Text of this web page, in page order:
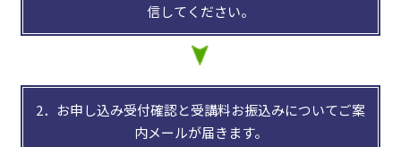
信してください。
2．お申し込み受付確認と受講料お振込みについてご案
内メールが届きます。